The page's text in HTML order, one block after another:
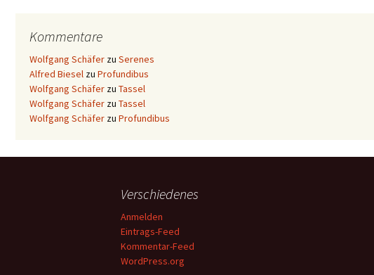
Kommentare
Wolfgang Schäfer zu Serenes
Alfred Biesel zu Profundibus
Wolfgang Schäfer zu Tassel
Wolfgang Schäfer zu Tassel
Wolfgang Schäfer zu Profundibus
Verschiedenes
Anmelden
Eintrags-Feed
Kommentar-Feed
WordPress.org